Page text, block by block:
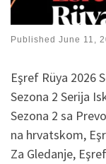
Published June 11,
Eşref Rüya 2026
Sezona 2 Serija
Sezona 2 sa
na hrvatskom,
Za Gledanje,